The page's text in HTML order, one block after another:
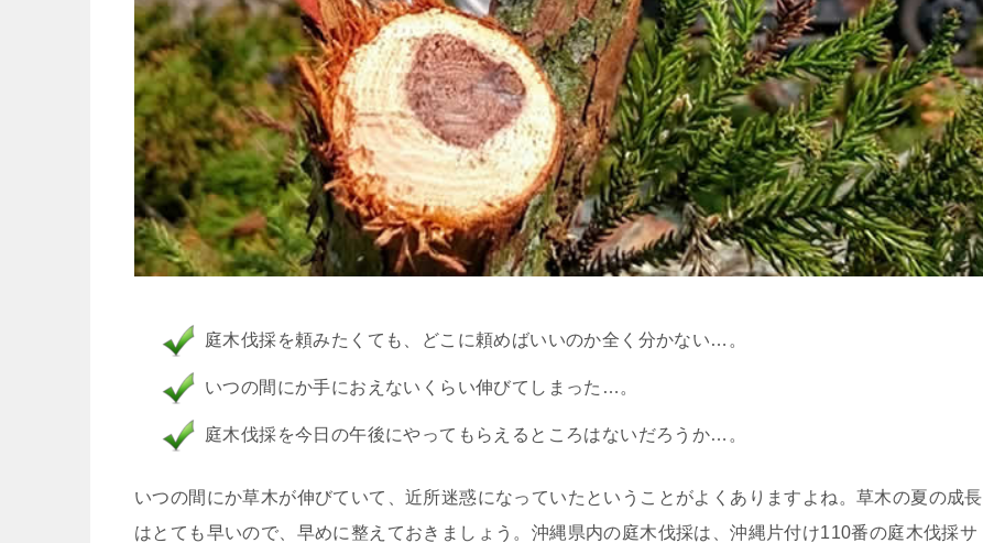
庭木伐採を頼みたくても、どこに頼めばいいのか全く分かない…。
いつの間にか手におえないくらい伸びてしまった…。
庭木伐採を今日の午後にやってもらえるところはないだろうか…。
いつの間にか草木が伸びていて、近所迷惑になっていたということがよくありますよね。草木の夏の成長
はとても早いので、早めに整えておきましょう。沖縄県内の庭木伐採は、沖縄片付け110番の庭木伐採サ